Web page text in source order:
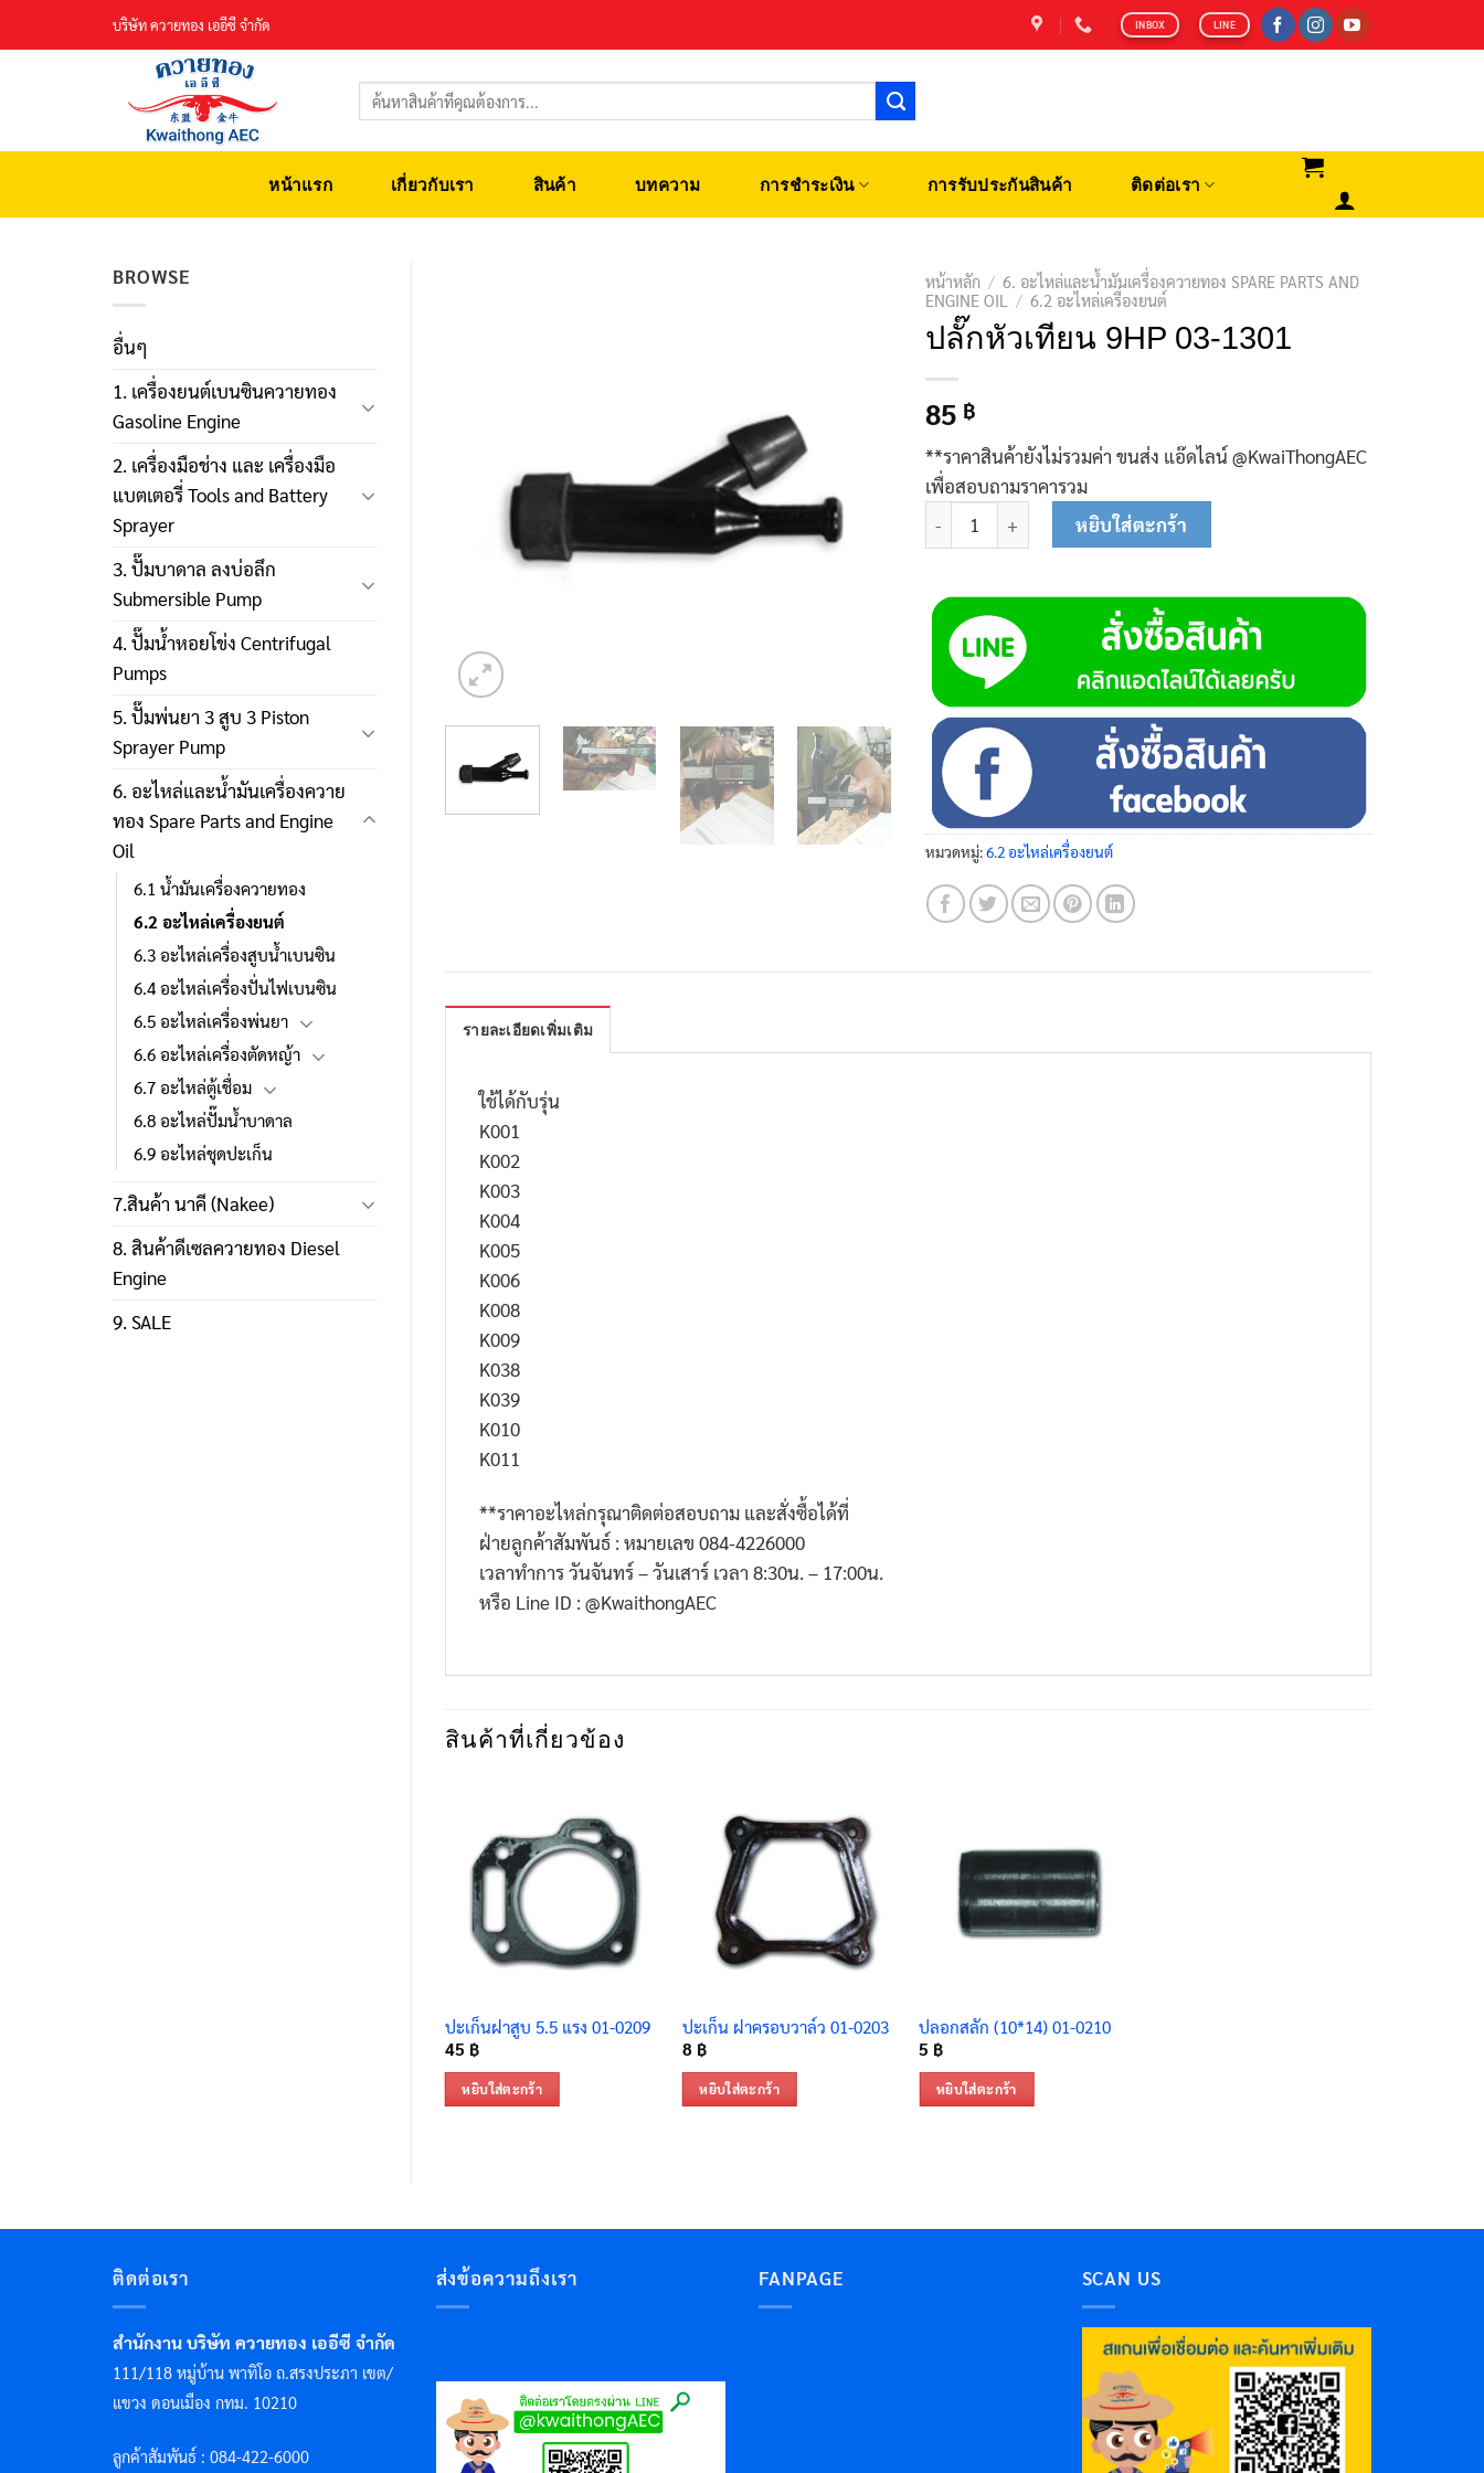
บริษัท ควายทอง เออีซี จำกัด INBOX LINE
ค้นหา:
หน้าแรก เกี่ยวกับเรา สินค้า บทความ การชำระเงิน การรับประกันสินค้า ติดต่อเรา
BROWSE
อื่นๆ
1. เครื่องยนต์เบนซินควายทอง
Gasoline Engine
2. เครื่องมือช่าง และ เครื่องมือ
แบตเตอรี่ Tools and Battery
Sprayer
3. ปั๊มบาดาล ลงบ่อลึก
Submersible Pump
4. ปั๊มน้ำหอยโข่ง Centrifugal
Pumps
5. ปั๊มพ่นยา 3 สูบ 3 Piston
Sprayer Pump
6. อะไหล่และน้ำมันเครื่องควาย
ทอง Spare Parts and Engine
Oil
6.1 น้ำมันเครื่องควายทอง
6.2 อะไหล่เครื่องยนต์
6.3 อะไหล่เครื่องสูบน้ำเบนซิน
6.4 อะไหล่เครื่องปั่นไฟเบนซิน
6.5 อะไหล่เครื่องพ่นยา
6.6 อะไหล่เครื่องตัดหญ้า
6.7 อะไหล่ตู้เชื่อม
6.8 อะไหล่ปั๊มน้ำบาดาล
6.9 อะไหล่ชุดปะเก็น
7.สินค้า นาคี (Nakee)
8. สินค้าดีเซลควายทอง Diesel
Engine
9. SALE
หน้าหลัก / 6. อะไหล่และน้ำมันเครื่องควายทอง SPARE PARTS AND
ENGINE OIL
/ 6.2 อะไหล่เครื่องยนต์
ปลั๊กหัวเทียน 9HP 03-1301
85 ฿
**ราคาสินค้ายังไม่รวมค่า ขนส่ง แอ๊ดไลน์ @KwaiThongAEC
เพื่อสอบถามราคารวม
จำนวน ปลั๊กหัวเทียน 9HP 03-1301 ชิ้น
หยิบใส่ตะกร้า
หมวดหมู่:6.2 อะไหล่เครื่องยนต์
รายละเอียดเพิ่มเติม
ใช้ได้กับรุ่น
K001
K002
K003
K004
K005
K006
K008
K009
K038
K039
K010
K011
**ราคาอะไหล่กรุณาติดต่อสอบถาม และสั่งซื้อได้ที่
ฝ่ายลูกค้าสัมพันธ์ : หมายเลข 084-4226000
เวลาทำการ วันจันทร์ – วันเสาร์ เวลา 8:30น. – 17:00น.
หรือ Line ID : @KwaithongAEC
สินค้าที่เกี่ยวข้อง
ปะเก็นฝาสูบ 5.5 แรง 01-0209
45 ฿
หยิบใส่ตะกร้า
ปะเก็น ฝาครอบวาล์ว 01-0203
8 ฿
หยิบใส่ตะกร้า
ปลอกสลัก (10*14) 01-0210
5 ฿
หยิบใส่ตะกร้า
ติดต่อเรา
สำนักงาน บริษัท ควายทอง เออีซี จำกัด
111/118 หมู่บ้าน พาทิโอ ถ.สรงประภา เขต/
แขวง ดอนเมือง กทม. 10210
ลูกค้าสัมพันธ์ : 084-422-6000
ส่งข้อความถึงเรา FANPAGE SCAN US